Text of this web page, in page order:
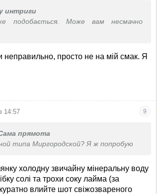
интриги
подобається. Може вам несмачно
просто не на мій смак. Я
14:57 9
прямота
типа Миргородской? Я ж попробую
холодну звичайну мінеральну воду
солі та трохи соку лайма (за
влийте шот свіжозвареного